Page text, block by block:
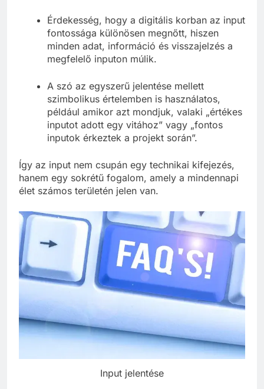
Érdekesség, hogy a digitális korban az input
fontossága különösen megnőtt, hiszen
minden adat, információ és visszajelzés a
megfelelő inputon múlik.
A szó az egyszerű jelentése mellett
szimbolikus értelemben is használatos,
például amikor azt mondjuk, valaki „értékes
inputot adott egy vitához” vagy „fontos
inputok érkeztek a projekt során”.
Így az input nem csupán egy technikai kifejezés,
hanem egy sokrétű fogalom, amely a mindennapi
élet számos területén jelen van.
Input jelentése